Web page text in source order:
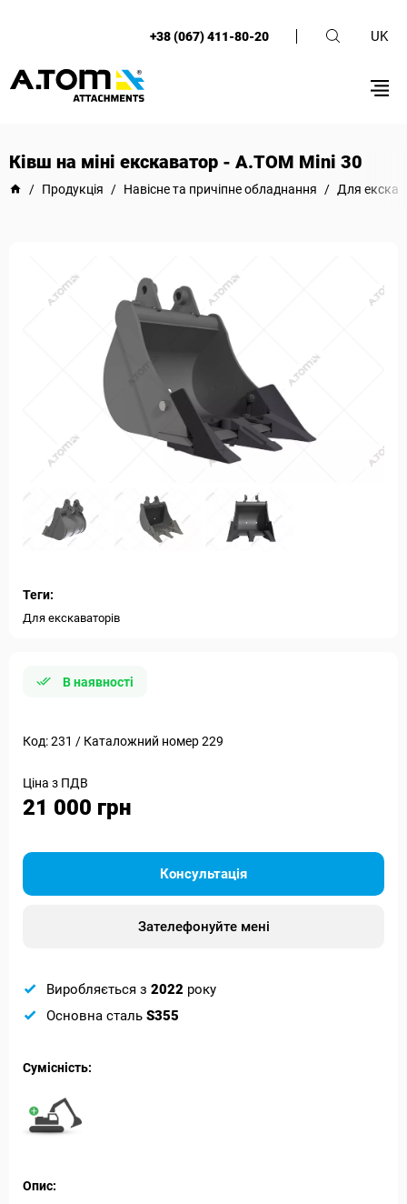
+38 (067) 411-80-20 UK
Ківш на міні екскаватор - А.ТОМ Mini 30
/ Продукція / Навісне та причіпне обладнання / Для
Теги:
Для екскаваторів
В наявності
Код: 231 / Каталожний номер 229
Ціна з ПДВ
21 000 грн
Консультація
Зателефонуйте мені
Виробляється з 2022 року
Основна сталь S355
Сумісність:
Опис: